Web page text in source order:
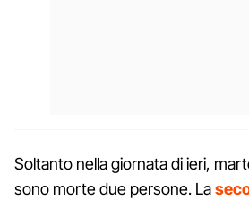
Soltanto nella giornata di ieri,
sono morte due persone. La